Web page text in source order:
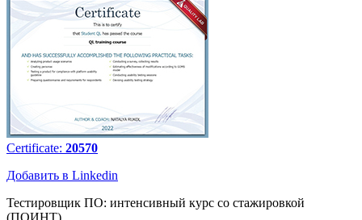
Certificate: 20570
Добавить в Linkedin
Тестировщик ПО: интенсивный курс со стажировкой
(ПОИНТ)